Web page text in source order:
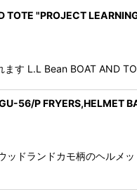
TOTE "PROJECT
す L.L Bean BOAT AND
56/P FRYERS,HELMET
ッドランドカモ柄のヘルメ